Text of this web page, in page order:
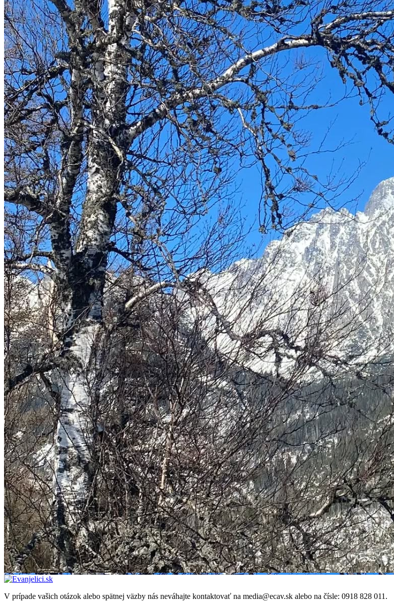
V prípade vašich otázok alebo spätnej väzby nás neváhajte kontaktovať na media@ecav.sk alebo na čísle: 0918 828 011.